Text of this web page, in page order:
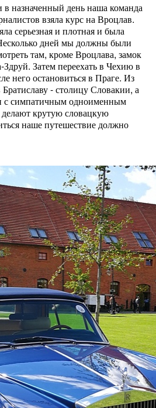
назначенный день наша команда
взяла курс на Вроцлав.
серьезная и плотная и была
дней мы должны были
там, кроме Вроцлава, замок
Затем переехать в Чехию в
него остановиться в Праге. Из
- столицу Словакии, а
с симпатичным одноименным
крутую словацкую
наше путешествие должно